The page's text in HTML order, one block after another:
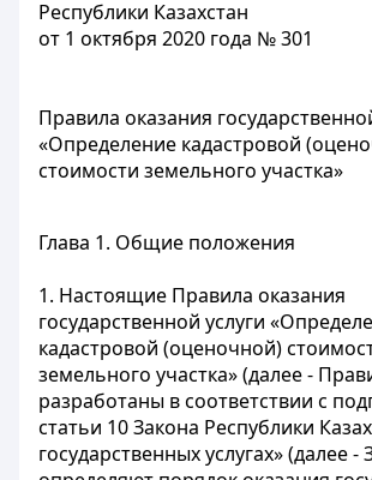
Республики Казахстан
от 1 октября 2020 года № 301
Правила оказания
«Определение кадастровой
стоимости земельного участка»
Глава 1. Общие положения
1. Настоящие Правила оказания
государственной услуги
кадастровой (оценочной)
земельного участка» (далее -
разработаны в соответствии с
статьи 10 Закона Республики
государственных услугах» (далее -